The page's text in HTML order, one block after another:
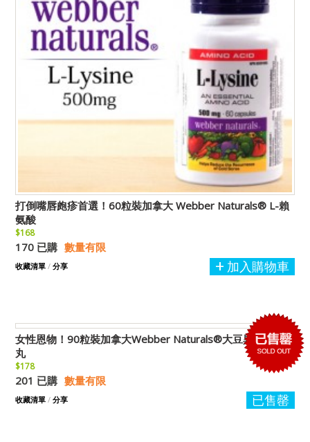
打倒嘴唇皰疹首選！60粒裝加拿大 Webber Naturals® L-賴
氨酸
$168
170 已購 數量有限
加入購物車
收藏清單 / 分享
女性恩物！90粒裝加拿大Webber Naturals®大豆異黃酮精華
丸
$178
201 已購 數量有限
已售罄
收藏清單 / 分享